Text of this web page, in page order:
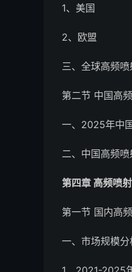
1、美国
2、欧盟
三、全球高频
第二节 中国高
一、2025年中
二、中国高频
第四章 高频喷
第一节 国内高
一、市场规模分